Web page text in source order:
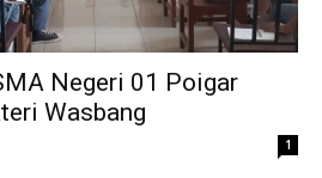
Negeri 01 Poigar
Wasbang
1